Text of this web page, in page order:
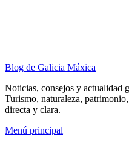
Blog de Galicia Máxica
Noticias, consejos y actualidad
Turismo, naturaleza,
directa y clara.
Menú principal